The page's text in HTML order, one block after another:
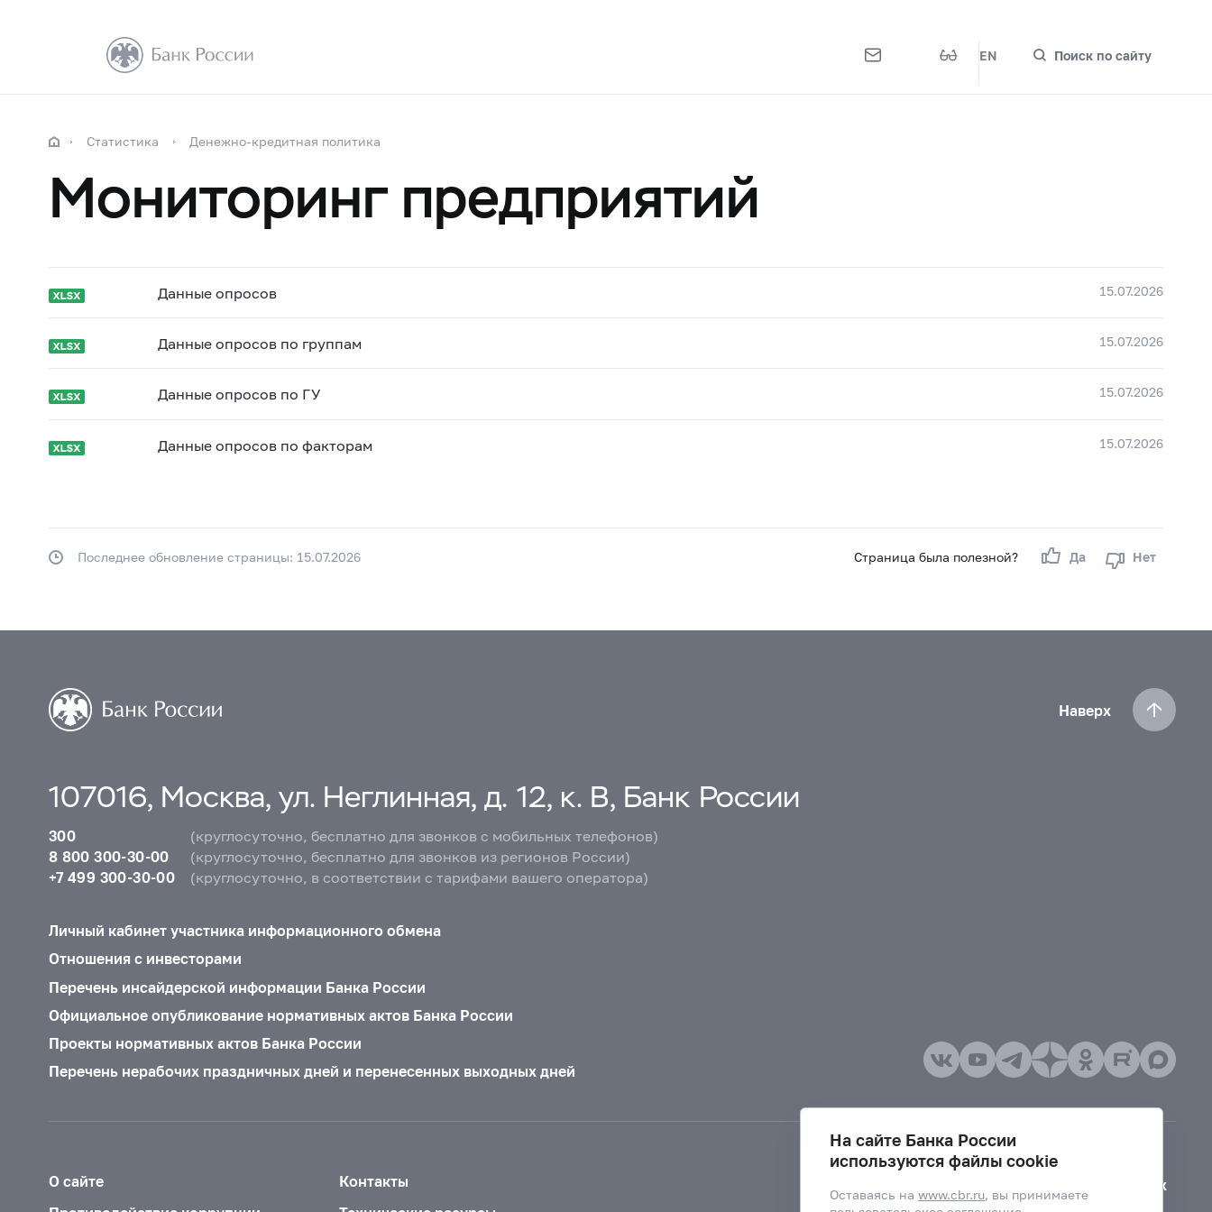
EN Поиск по сайту
Статистика Денежно-кредитная политика
Мониторинг предприятий
15.07.2026
Данные опросов
15.07.2026
Данные опросов по группам
15.07.2026
Данные опросов по ГУ
15.07.2026
Данные опросов по факторам
Страница была полезной? Да Нет
Последнее обновление страницы: 15.07.2026
Наверх
107016, Москва, ул. Неглинная, д. 12, к. В, Банк России
300
(круглосуточно, бесплатно для звонков с мобильных телефонов)
8 800 300-30-00
(круглосуточно, бесплатно для звонков из регионов России)
+7 499 300-30-00
(круглосуточно, в соответствии с тарифами вашего оператора)
Личный кабинет участника информационного обмена
Отношения с инвесторами
Перечень инсайдерской информации Банка России
Официальное опубликование нормативных актов Банка России
Проекты нормативных актов Банка России
Перечень нерабочих праздничных дней и перенесенных выходных дней
О сайте
Контакты
Версия для слабовидящих
На сайте Банка России
используются файлы cookie
Оставаясь наwww.cbr.ru, вы принимаете